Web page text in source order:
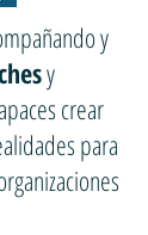
y
y
crear
para